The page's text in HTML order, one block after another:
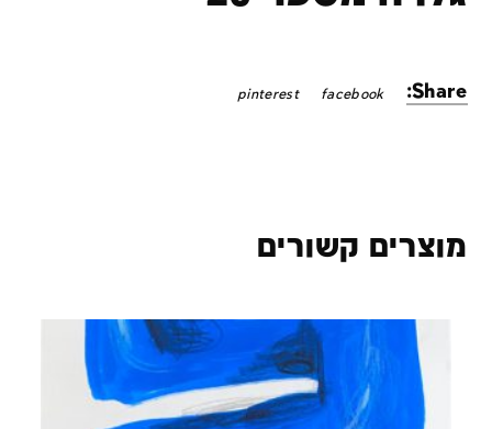
Share:
facebook
pinterest
מוצרים קשורים